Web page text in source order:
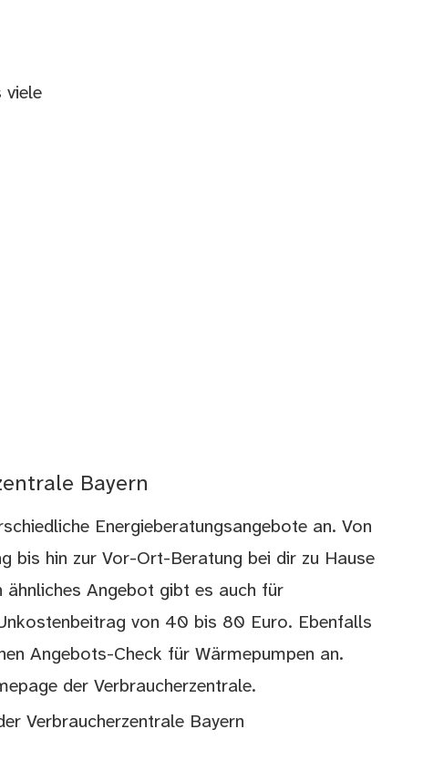
viele
Bayern
Energieberatungsangebote an. Von
bis hin zur Vor-Ort-Beratung bei dir zu Hause
Angebot gibt es auch für
von 40 bis 80 Euro. Ebenfalls
Angebots-Check für Wärmepumpen an.
der Verbraucherzentrale.
Verbraucherzentrale Bayern